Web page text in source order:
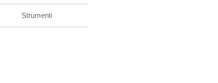
Strumenti